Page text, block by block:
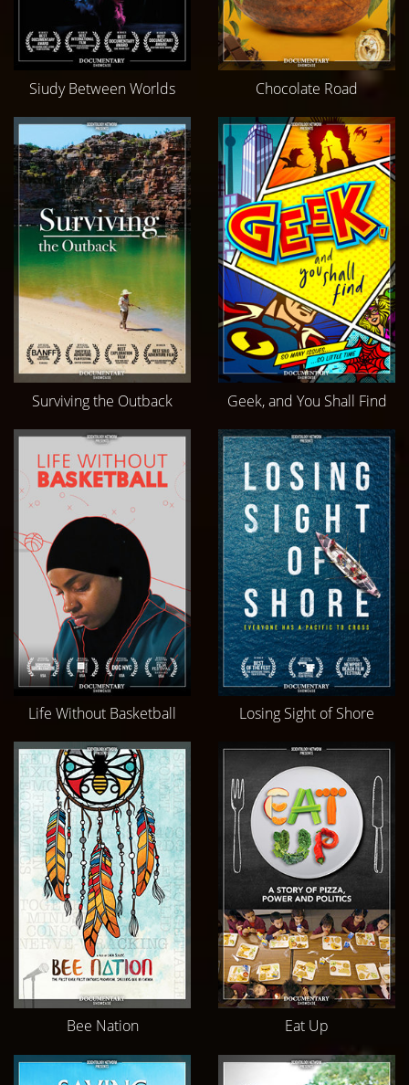
Siudy Between Worlds Chocolate Road
Surviving the Outback Geek, and You Shall Find
Life Without Basketball Losing Sight of Shore
Bee Nation Eat Up